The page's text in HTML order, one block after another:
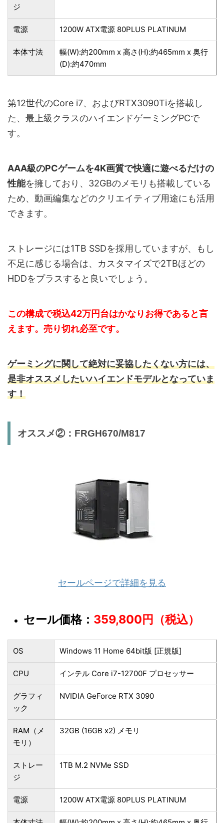
ジ
電源 1200W ATX電源 80PLUS PLATINUM
本体寸法
幅(W):約200mm x 高さ(H):約465mm x 奥行
(D):約470mm
第12世代のCore i7、およびRTX3090Tiを搭載し
た、最上級クラスのハイエンドゲーミングPCで
す。
AAA級のPCゲームを4K画質で快適に遊べるだけの
性能を擁しており、32GBのメモリも搭載している
ため、動画編集などのクリエイティブ用途にも活用
できます。
ストレージには1TB SSDを採用していますが、もし
不足に感じる場合は、カスタマイズで2TBほどの
HDDをプラスすると良いでしょう。
この構成で税込42万円台はかなりお得であると言
えます。売り切れ必至です。
ゲーミングに関して絶対に妥協したくない方には、
是非オススメしたいハイエンドモデルとなっていま
す！
オススメ②：FRGH670/M817
セールページで詳細を見る
セール価格： 359,800円（税込）
OS Windows 11 Home 64bit版 [正規版]
CPU インテル Core i7-12700F プロセッサー
グラフィ
ック
NVIDIA GeForce RTX 3090
RAM（メ
モリ）
32GB (16GB x2) メモリ
ストレー
ジ
1TB M.2 NVMe SSD
電源 1200W ATX電源 80PLUS PLATINUM